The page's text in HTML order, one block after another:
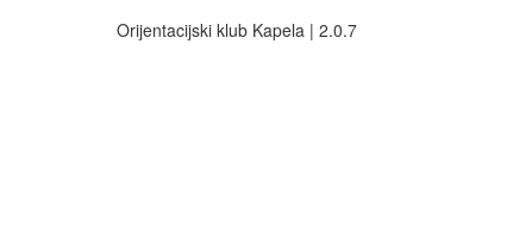
Orijentacijski klub Kapela | 2.0.7